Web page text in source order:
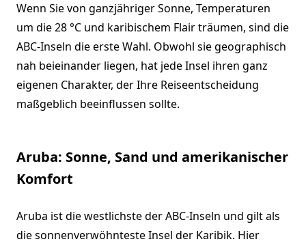
Wenn Sie von ganzjähriger Sonne, Temperaturen
um die 28 °C und karibischem Flair träumen, sind die
ABC-Inseln die erste Wahl. Obwohl sie geographisch
nah beieinander liegen, hat jede Insel ihren ganz
eigenen Charakter, der Ihre Reiseentscheidung
maßgeblich beeinflussen sollte.
Aruba: Sonne, Sand und amerikanischer
Komfort
Aruba ist die westlichste der ABC-Inseln und gilt als
die sonnenverwöhnteste Insel der Karibik. Hier